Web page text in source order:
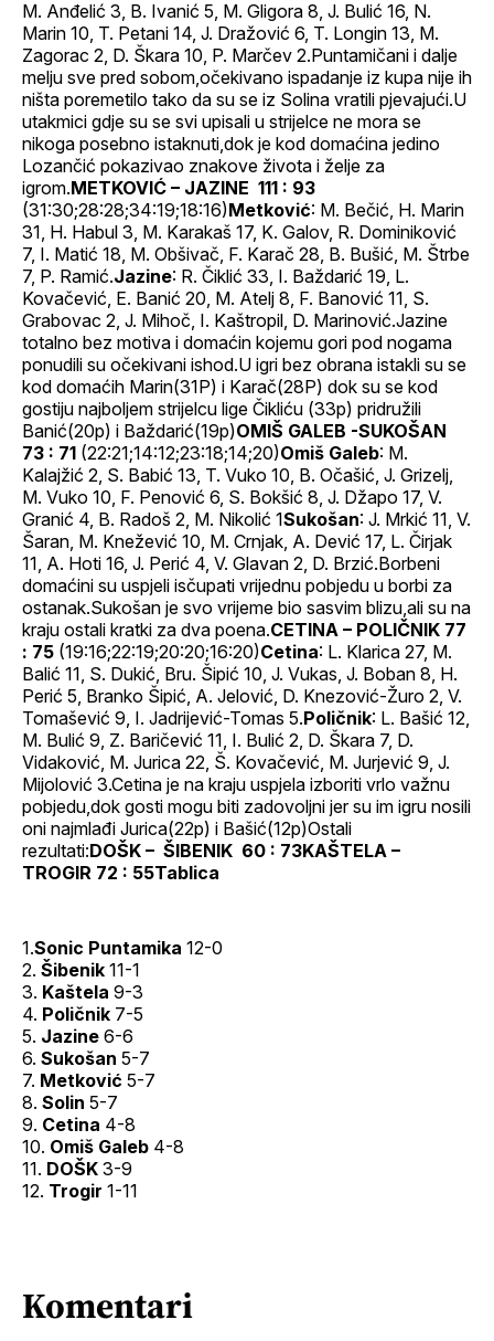
M. Anđelić 3, B. Ivanić 5, M. Gligora 8, J. Bulić 16, N.
Marin 10, T. Petani 14, J. Dražović 6, T. Longin 13, M.
Zagorac 2, D. Škara 10, P. Marčev 2.Puntamičani i dalje
melju sve pred sobom,očekivano ispadanje iz kupa nije ih
ništa poremetilo tako da su se iz Solina vratili pjevajući.U
utakmici gdje su se svi upisali u strijelce ne mora se
nikoga posebno istaknuti,dok je kod domaćina jedino
Lozančić pokazivao znakove života i želje za
igrom.METKOVIĆ – JAZINE 111 : 93
(31:30;28:28;34:19;18:16)Metković: M. Bečić, H. Marin
31, H. Habul 3, M. Karakaš 17, K. Galov, R. Dominiković
7, I. Matić 18, M. Obšivač, F. Karač 28, B. Bušić, M. Štrbe
7, P. Ramić.Jazine: R. Čiklić 33, I. Baždarić 19, L.
Kovačević, E. Banić 20, M. Atelj 8, F. Banović 11, S.
Grabovac 2, J. Mihoč, I. Kaštropil, D. Marinović.Jazine
totalno bez motiva i domaćin kojemu gori pod nogama
ponudili su očekivani ishod.U igri bez obrana istakli su se
kod domaćih Marin(31P) i Karač(28P) dok su se kod
gostiju najboljem strijelcu lige Čikliću (33p) pridružili
Banić(20p) i Baždarić(19p)OMIŠ GALEB -SUKOŠAN
73 : 71 (22:21;14:12;23:18;14;20)Omiš Galeb: M.
Kalajžić 2, S. Babić 13, T. Vuko 10, B. Očašić, J. Grizelj,
M. Vuko 10, F. Penović 6, S. Bokšić 8, J. Džapo 17, V.
Granić 4, B. Radoš 2, M. Nikolić 1Sukošan: J. Mrkić 11, V.
Šaran, M. Knežević 10, M. Crnjak, A. Dević 17, L. Čirjak
11, A. Hoti 16, J. Perić 4, V. Glavan 2, D. Brzić.Borbeni
domaćini su uspjeli isčupati vrijednu pobjedu u borbi za
ostanak.Sukošan je svo vrijeme bio sasvim blizu,ali su na
kraju ostali kratki za dva poena.CETINA – POLIČNIK 77
: 75 (19:16;22:19;20:20;16:20)Cetina: L. Klarica 27, M.
Balić 11, S. Dukić, Bru. Šipić 10, J. Vukas, J. Boban 8, H.
Perić 5, Branko Šipić, A. Jelović, D. Knezović-Žuro 2, V.
Tomašević 9, I. Jadrijević-Tomas 5.Poličnik: L. Bašić 12,
M. Bulić 9, Z. Baričević 11, I. Bulić 2, D. Škara 7, D.
Vidaković, M. Jurica 22, Š. Kovačević, M. Jurjević 9, J.
Mijolović 3.Cetina je na kraju uspjela izboriti vrlo važnu
pobjedu,dok gosti mogu biti zadovoljni jer su im igru nosili
oni najmlađi Jurica(22p) i Bašić(12p)Ostali
rezultati:DOŠK – ŠIBENIK 60 : 73KAŠTELA –
TROGIR 72 : 55Tablica
1.Sonic Puntamika 12-0
2. Šibenik 11-1
3. Kaštela 9-3
4. Poličnik 7-5
5. Jazine 6-6
6. Sukošan 5-7
7. Metković 5-7
8. Solin 5-7
9. Cetina 4-8
10. Omiš Galeb 4-8
11. DOŠK 3-9
12. Trogir 1-11
Komentari